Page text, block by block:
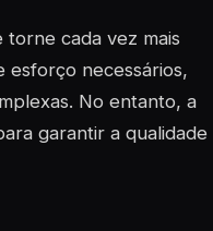
cada vez mais
esforço necessários,
No entanto, a
garantir a qualidade